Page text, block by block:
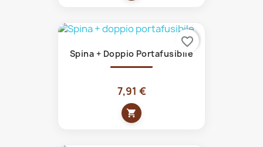
Spina + Doppio Portafusibile
7,91 €
shopping_cart
favorite_border